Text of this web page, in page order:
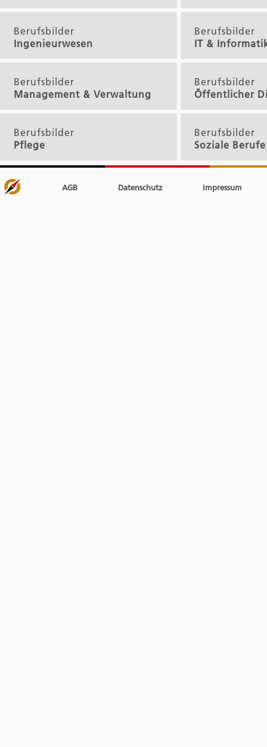
Berufsbilder
Ingenieurwesen
Berufsbilder
IT &
Berufsbilder
Management & Verwaltung
Berufsbilder
Öffentlicher
Berufsbilder
Pflege
Berufsbilder
Soziale Berufe
AGB Datenschutz Impressum